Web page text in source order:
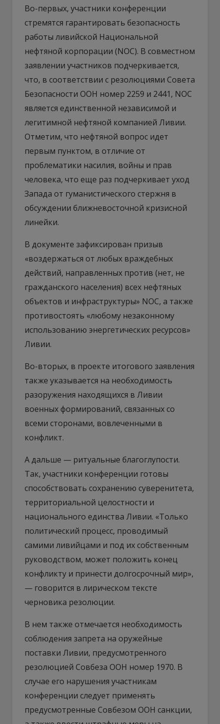
Во-первых, участники конференции
стремятся гарантировать безопасность
работы ливийской Национальной
нефтяной корпорации (NOC). В совместном
заявлении участников подчеркивается,
что, в соответствии с резолюциями Совета
Безопасности ООН номер 2259 и 2441, NOC
является единственной независимой и
легитимной нефтяной компанией Ливии.
Отметим, что нефтяной вопрос идет
первым пунктом, в отличие от
проблематики насилия, войны и прав
человека, что еще раз подчеркивает уход
Запада от гуманистического стержня в
обсуждении ближневосточной кризисной
линейки.
В документе зафиксирован призыв
«воздержаться от любых враждебных
действий, направленных против (нет, не
гражданского населения) всех нефтяных
объектов и инфраструктуры» NOC, а также
противостоять «любому незаконному
использованию энергетических ресурсов»
Ливии.
Во-вторых, в проекте итогового заявления
также указывается на необходимость
разоружения находящихся в Ливии
военных формирований, связанных со
всеми сторонами, вовлеченными в
конфликт.
А дальше — ритуальные благоглупости.
Так, участники конференции готовы
способствовать сохранению суверенитета,
территориальной целостности и
национального единства Ливии. «Только
политический процесс, проводимый
самими ливийцами и под их собственным
руководством, может положить конец
конфликту и принести долгосрочный мир»,
— говорится в лирическом тексте
черновика резолюции.
В нем также отмечается необходимость
соблюдения запрета на оружейные
поставки Ливии, предусмотренного
резолюцией Совбеза ООН номер 1970. В
случае его нарушения участникам
конференции следует применять
предусмотренные Совбезом ООН санкции,